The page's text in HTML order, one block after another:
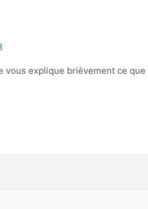
vous explique brièvement ce